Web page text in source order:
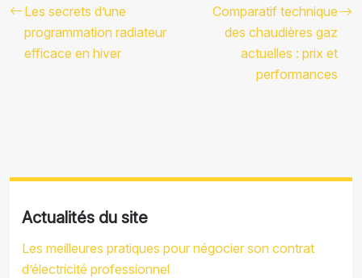
Les secrets d’une
programmation radiateur
efficace en hiver
Comparatif technique
des chaudières gaz
actuelles : prix et
performances
Actualités du site
Les meilleures pratiques pour négocier son contrat
d’électricité professionnel